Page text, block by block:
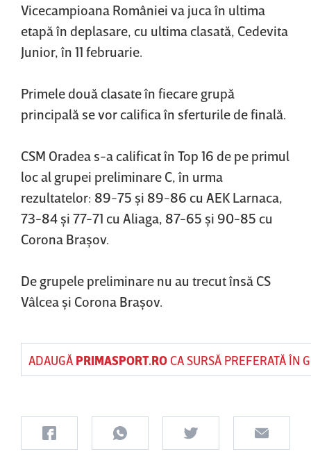
Vicecampioana României va juca în ultima
etapă în deplasare, cu ultima clasată, Cedevita
Junior, în 11 februarie.
Primele două clasate în fiecare grupă
principală se vor califica în sferturile de finală.
CSM Oradea s-a calificat în Top 16 de pe primul
loc al grupei preliminare C, în urma
rezultatelor: 89-75 şi 89-86 cu AEK Larnaca,
73-84 şi 77-71 cu Aliaga, 87-65 şi 90-85 cu
Corona Braşov.
De grupele preliminare nu au trecut însă CS
Vâlcea şi Corona Braşov.
ADAUGĂ PRIMASPORT.ROCA SURSĂ PREFERATĂ ÎN